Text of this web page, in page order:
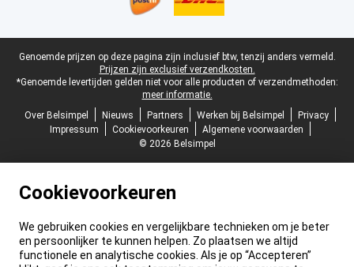
Juridische voettekst
Genoemde prijzen op deze pagina zijn inclusief btw, tenzij anders vermeld.
Prijzen zijn exclusief verzendkosten.
*Genoemde levertijden gelden niet voor alle producten of verzendmethoden:
meer informatie.
Over Belsimpel
Nieuws Partners Werken bij Belsimpel
Privacy
Impressum
Cookievoorkeuren
Algemene voorwaarden
© 2026 Belsimpel
Cookievoorkeuren
We gebruiken cookies en vergelijkbare technieken om je beter
en persoonlijker te kunnen helpen. Zo plaatsen we altijd
functionele en analytische cookies. Als je op “Accepteren”